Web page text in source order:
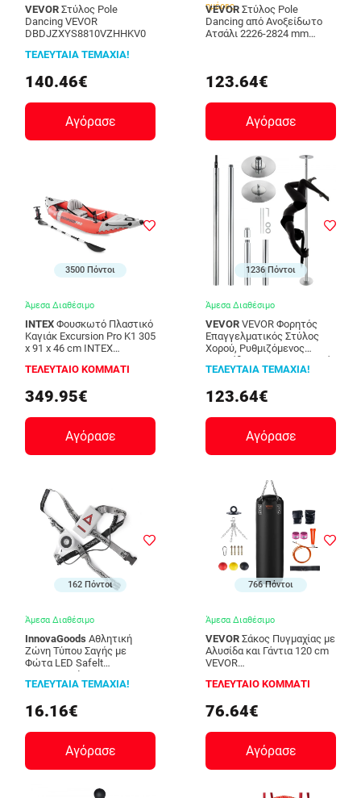
VEVOR
Dancing VEVOR
DBDJZXYS8810VZHHKV0
ΤΕΛΕΥΤΑΙΑ ΤΕΜΑΧΙΑ!
140.46€
Αγόρασε
ημέρες
VEVOR
Dancing από Ανοξείδωτο
Ατσάλι 2226-2824 mm
123.64€
Αγόρασε
3500 Πόντοι
Άμεσα Διαθέσιμο
INTEX
Καγιάκ Excursion Pro K1 305
x 91 x 46 cm INTEX
ΤΕΛΕΥΤΑΙΟ ΚΟΜΜΑΤΙ
349.95€
Αγόρασε
1236 Πόντοι
Άμεσα Διαθέσιμο
VEVOR
Επαγγελματικός Στύλος
Χορού, Ρυθμιζόμενος
Ανοξείδωτος 45mm, Ασημί
DBDJYXYS8210L8YBQV0
ΤΕΛΕΥΤΑΙΑ ΤΕΜΑΧΙΑ!
123.64€
Αγόρασε
162 Πόντοι
Άμεσα Διαθέσιμο
InnovaGoods
Ζώνη Τύπου Σαγής με
Φώτα LED Safelt
InnovaGoods V0103454
ΤΕΛΕΥΤΑΙΑ ΤΕΜΑΧΙΑ!
16.16€
Αγόρασε
766 Πόντοι
Άμεσα Διαθέσιμο
VEVOR
Αλυσίδα και Γάντια 120 cm
VEVOR
ΤΕΛΕΥΤΑΙΟ ΚΟΜΜΑΤΙ
76.64€
Αγόρασε